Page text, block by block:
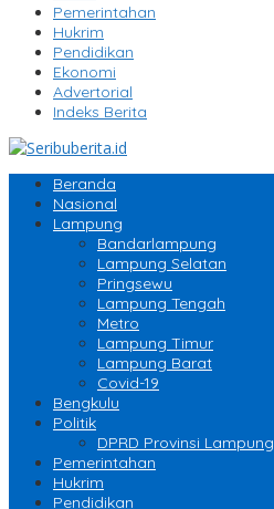
Pemerintahan
Hukrim
Pendidikan
Ekonomi
Advertorial
Indeks Berita
Beranda
Nasional
Lampung
Bandarlampung
Lampung Selatan
Pringsewu
Lampung Tengah
Metro
Lampung Timur
Lampung Barat
Covid-19
Bengkulu
Politik
DPRD Provinsi Lampung
Pemerintahan
Hukrim
Pendidikan